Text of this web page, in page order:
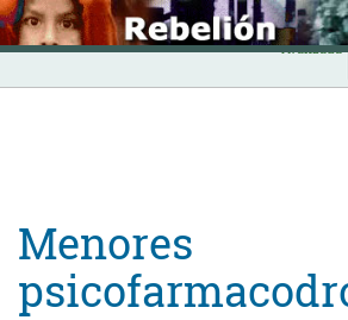
Skip
to
content
INICIO
Avanzada
Menores